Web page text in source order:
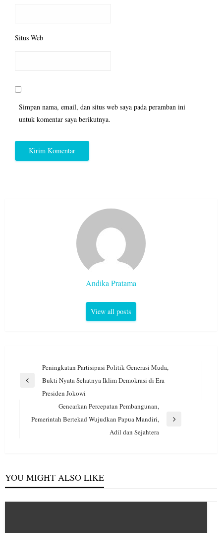
Situs Web
Simpan nama, email, dan situs web saya pada peramban ini
untuk komentar saya berikutnya.
Andika Pratama
View all posts
Navigasi
pos
Peningkatan Partisipasi Politik Generasi Muda,
Bukti Nyata Sehatnya Iklim Demokrasi di Era
Presiden Jokowi
Gencarkan Percepatan Pembangunan,
Pemerintah Bertekad Wujudkan Papua Mandiri,
Adil dan Sejahtera
YOU MIGHT ALSO LIKE